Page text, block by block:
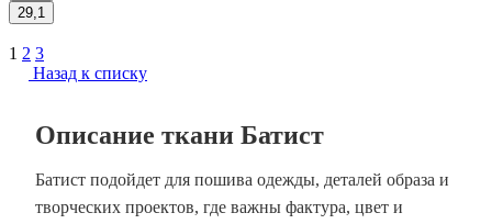
29,1
1 2 3
Назад к списку
Описание ткани Батист
Батист подойдет для пошива одежды, деталей образа и
творческих проектов, где важны фактура, цвет и